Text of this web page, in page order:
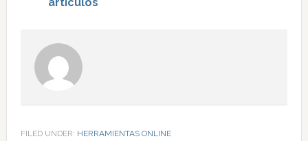
FILED UNDER: HERRAMIENTAS ONLINE